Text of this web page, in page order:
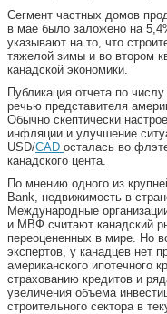
Сегмент частных домов
в мае было заложено на
указывают на то, что
тяжелой зимы и во втором
канадской экономики.
Публикация отчета по
речью представителя
Обычно скептически
инфляции и улучшение
USD/CAD осталась во
канадского цента.
По мнению одного из
Bank, недвижимость в
Международные
и МВФ считают канадский
переоцененных в мире. Но
экспертов, у канадцев нет
американского ипотечного
страхованию кредитов и
увеличения объема
строительного сектора в